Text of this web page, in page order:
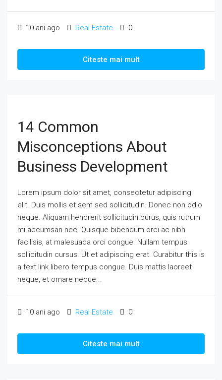
10 ani ago Real Estate 0
Citeste mai mult
14 Common
Misconceptions About
Business Development
Lorem ipsum dolor sit amet, consectetur adipiscing
elit. Duis mollis et sem sed sollicitudin. Donec non odio
neque. Aliquam hendrerit sollicitudin purus, quis rutrum
mi accumsan nec. Quisque bibendum orci ac nibh
facilisis, at malesuada orci congue. Nullam tempus
sollicitudin cursus. Ut et adipiscing erat. Curabitur this is
a text link libero tempus congue. Duis mattis laoreet
neque, et ornare neque...
10 ani ago Real Estate 0
Citeste mai mult